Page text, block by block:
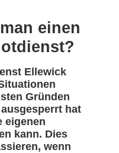
einen
Ellewick
Gründen
hat
eigenen
kann. Dies
wenn